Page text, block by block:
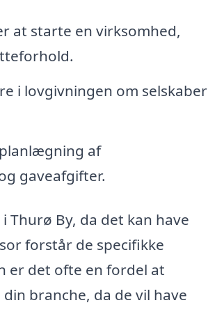
at starte en virksomhed,
i lovgivningen om selskaber
af
gaveafgifter.
By, da det kan have
forstår de specifikke
er det ofte en fordel at
branche, da de vil have